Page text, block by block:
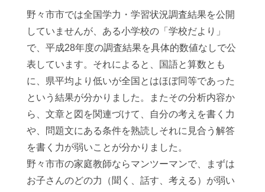
野々市市では全国学力・学習状況調査結果を公開
していませんが、ある小学校の「学校だより」
で、平成28年度の調査結果を具体的数値なしで公
表しています。それによると、国語と算数とも
に、県平均より低いが全国とはほぼ同等であった
という結果が分かりました。またその分析内容か
ら、文章と図を関連づけて、自分の考えを書く力
や、問題文にある条件を熟読しそれに見合う解答
を書く力が弱いことが分かりました。
野々市市の家庭教師ならマンツーマンで、まずは
お子さんのどの力（聞く、話す、考える）が弱い